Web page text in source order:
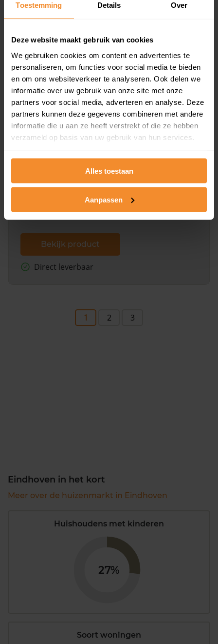
Toestemming Details Over
Deze website maakt gebruik van cookies
We gebruiken cookies om content en advertenties te
personaliseren, om functies voor social media te bieden
en om ons websiteverkeer te analyseren. Ook delen we
informatie over uw gebruik van onze site met onze
partners voor social media, adverteren en analyse. Deze
partners kunnen deze gegevens combineren met andere
informatie die u aan ze heeft verstrekt of die ze hebben
verzameld op basis van uw gebruik van hun services.
Alles toestaan
Aanpassen
en koopdatum) binnen een postcodegebied. Dit
inclusief een jaar lang gratis updates van nieuwe
Bekijk product
Direct leverbaar
Kadastrale kaart pakket
Alleen globale ligging perceel
omliggende percelen met de kadastrale erfgrenzen,
dit inclusief de luchtfoto!
Bekijk product
Direct leverbaar
1 2 3
Eindhoven in het kort
Meer over de huizenmarkt in Eindhoven
Huishoudens met kinderen
27%
Soort woningen